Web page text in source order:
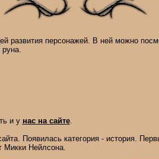
развития персонажей. В ней можно
и у нас на сайте.
Появилась категория - история.
Микки Нейлсона.